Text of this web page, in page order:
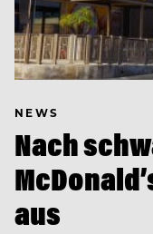
NEWS
Nach
aus